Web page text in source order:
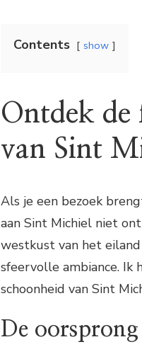
Contents show
Ontdek de
van Sint
Als je een bezoek
aan Sint Michiel niet
westkust van het
sfeervolle ambiance. Ik
schoonheid van Sint
De